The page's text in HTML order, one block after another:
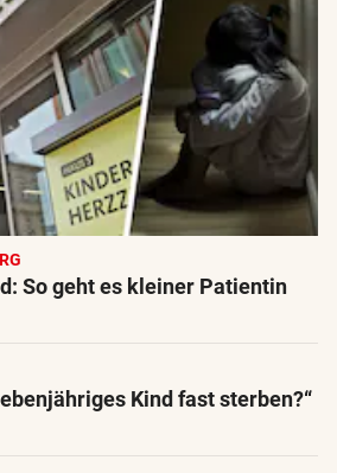
So geht es kleiner Patientin
Kind fast sterben?“